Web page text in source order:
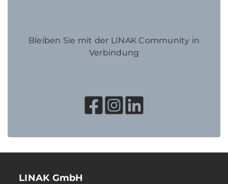
Bleiben Sie mit der LINAK Community in
Verbindung
LINAK GmbH